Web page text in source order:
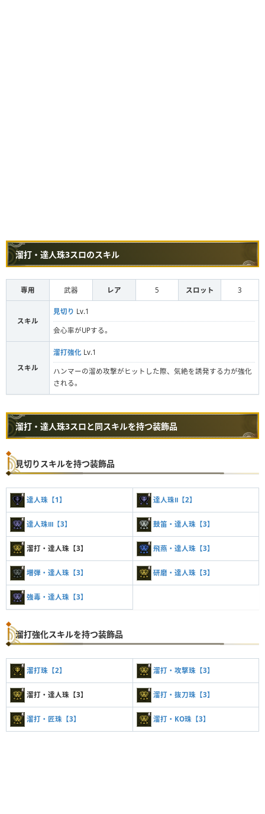
溜打・達人珠3スロのスキル
専用 武器 レア 5 スロット 3
スキル
見切り Lv.1
会心率がUPする。
スキル
溜打強化 Lv.1
ハンマーの溜め攻撃がヒットした際、気絶を誘発する力が強化
される。
溜打・達人珠3スロと同スキルを持つ装飾品
見切りスキルを持つ装飾品
達人珠【1】 達人珠Ⅱ【2】
達人珠Ⅲ【3】 鼓笛・達人珠【3】
溜打・達人珠【3】 飛燕・達人珠【3】
増弾・達人珠【3】 研磨・達人珠【3】
強毒・達人珠【3】
溜打強化スキルを持つ装飾品
溜打珠【2】 溜打・攻撃珠【3】
溜打・達人珠【3】 溜打・抜刀珠【3】
溜打・匠珠【3】 溜打・KO珠【3】